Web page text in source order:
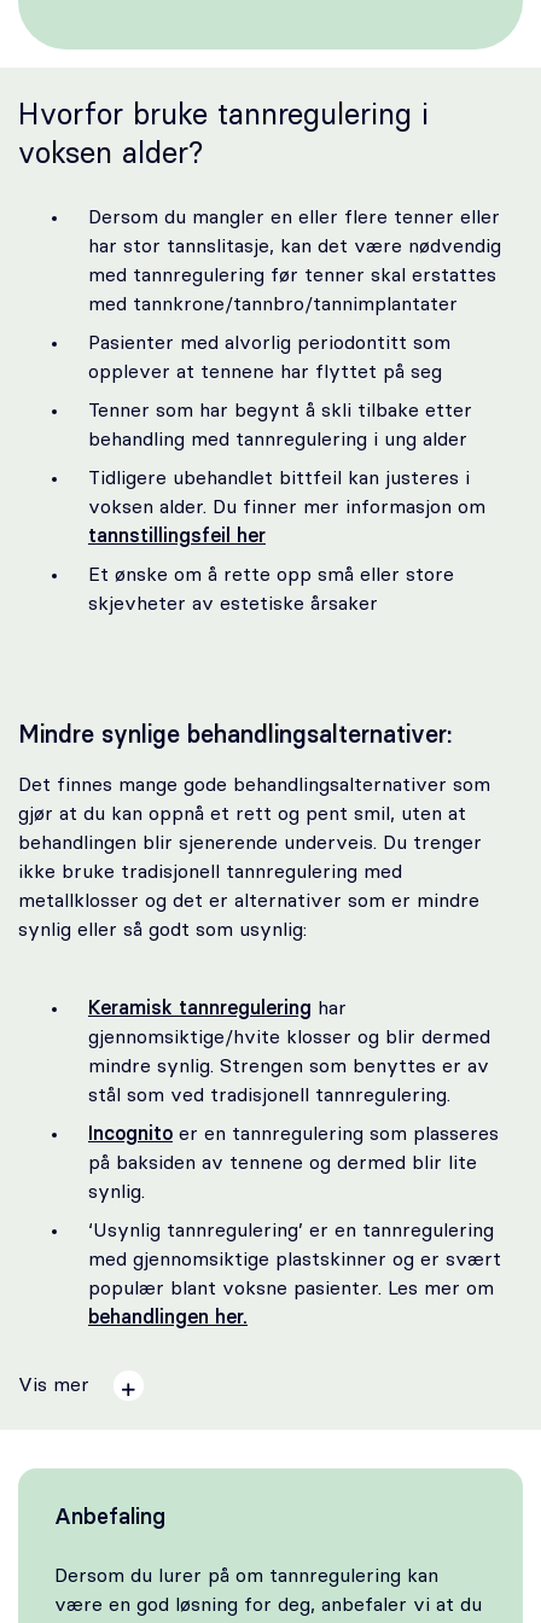
Bestill time
Hvorfor bruke tannregulering i
voksen alder?
Dersom du mangler en eller flere tenner eller
har stor tannslitasje, kan det være nødvendig
med tannregulering før tenner skal erstattes
med tannkrone/tannbro/tannimplantater
Pasienter med alvorlig periodontitt som
opplever at tennene har flyttet på seg
Tenner som har begynt å skli tilbake etter
behandling med tannregulering i ung alder
Tidligere ubehandlet bittfeil kan justeres i
voksen alder. Du finner mer informasjon om
tannstillingsfeil her
Et ønske om å rette opp små eller store
skjevheter av estetiske årsaker
Mindre synlige behandlingsalternativer:
Det finnes mange gode behandlingsalternativer som
gjør at du kan oppnå et rett og pent smil, uten at
behandlingen blir sjenerende underveis. Du trenger
ikke bruke tradisjonell tannregulering med
metallklosser og det er alternativer som er mindre
synlig eller så godt som usynlig:
Keramisk tannregulering har
gjennomsiktige/hvite klosser og blir dermed
mindre synlig. Strengen som benyttes er av
stål som ved tradisjonell tannregulering.
Incognito er en tannregulering som plasseres
på baksiden av tennene og dermed blir lite
synlig.
‘Usynlig tannregulering’ er en tannregulering
med gjennomsiktige plastskinner og er svært
populær blant voksne pasienter. Les mer om
behandlingen her.
Vis mer
Anbefaling
Dersom du lurer på om tannregulering kan
være en god løsning for deg, anbefaler vi at du